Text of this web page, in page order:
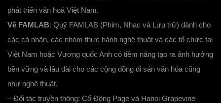
phát triển văn hoá Việt Nam.
Về FAMLAB: Quỹ FAMLAB (Phim, Nhạc và Lưu trữ) dành cho
các cá nhân, các nhóm thực hành nghệ thuật và các tổ chức tại
Việt Nam hoặc Vương quốc Anh có tiềm năng tạo ra ảnh hưởng
bền vững và lâu dài cho các cộng đồng di sản văn hóa cũng
như nghệ thuật.
– Đối tác truyền thông: Cổ Động Page và Hanoi Grapevine